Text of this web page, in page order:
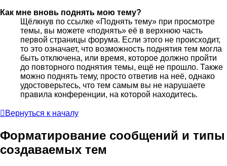
Как мне вновь поднять мою тему?
Щёлкнув по ссылке «Поднять тему» при просмотре
темы, вы можете «поднять» её в верхнюю часть
первой страницы форума. Если этого не происходит,
то это означает, что возможность поднятия тем могла
быть отключена, или время, которое должно пройти
до повторного поднятия темы, ещё не прошло. Также
можно поднять тему, просто ответив на неё, однако
удостоверьтесь, что тем самым вы не нарушаете
правила конференции, на которой находитесь.
Вернуться к началу
Форматирование сообщений и типы
создаваемых тем